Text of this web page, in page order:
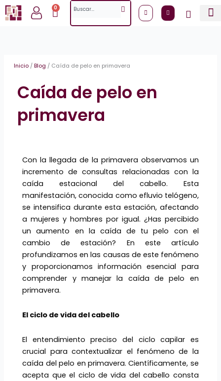
al
0
CartSearch
Inicio/Blog / Caída de pelo en primavera
Caída de pelo en
primavera
Con la llegada de la primavera observamos un
incremento de consultas relacionadas con la
caída estacional del cabello. Esta
manifestación, conocida como efluvio telógeno,
se intensifica durante esta estación, afectando
a mujeres y hombres por igual. ¿Has percibido
un aumento en la caída de tu pelo con el
cambio de estación? En este artículo
profundizamos en las causas de este fenómeno
y proporcionamos información esencial para
comprender y manejar la caída de pelo en
primavera.
El ciclo de vida del cabello
El entendimiento preciso del ciclo capilar es
crucial para contextualizar el fenómeno de la
caída del pelo en primavera. Científicamente, se
acepta que el ciclo de vida del cabello consta